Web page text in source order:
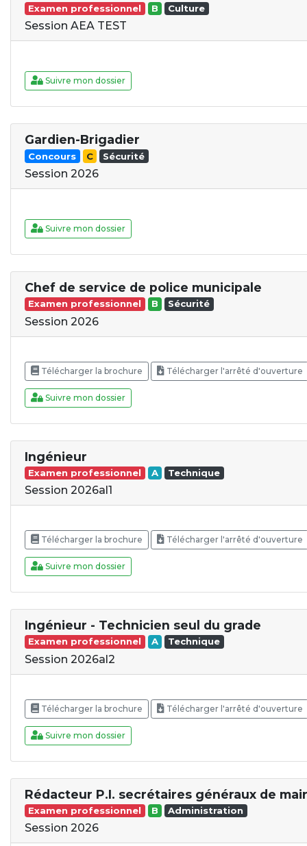
Examen professionnel B Culture
Session AEA TEST
Suivre mon dossier
Gardien-Brigadier
Concours C Sécurité
Session 2026
Suivre mon dossier
Chef de service de police municipale
Examen professionnel B Sécurité
Session 2026
Télécharger la brochure Télécharger l'arrêté d'ouverture
Suivre mon dossier
Ingénieur
Examen professionnel A Technique
Session 2026al1
Télécharger la brochure Télécharger l'arrêté d'ouverture
Suivre mon dossier
Ingénieur - Technicien seul du grade
Examen professionnel A Technique
Session 2026al2
Télécharger la brochure Télécharger l'arrêté d'ouverture
Suivre mon dossier
Rédacteur P.I. secrétaires généraux de
Examen professionnel B Administration
Session 2026